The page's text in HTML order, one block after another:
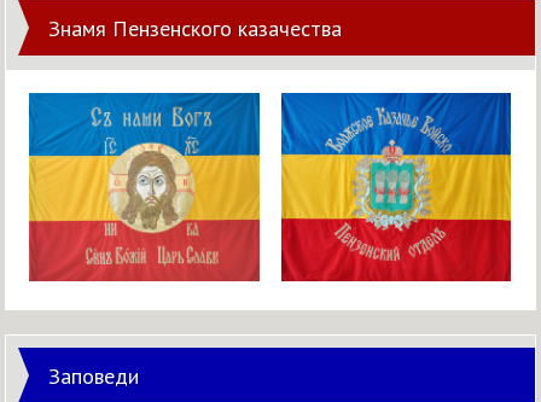
Знамя Пензенского казачества
Заповеди